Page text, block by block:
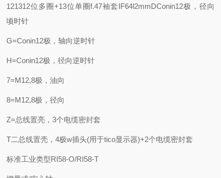
121312位多圈+13位单圈f.47袖套IF64l2mmDConin12极，径向
顷时针
G=Conin12极，轴向逆时针
H=Conin12极，径向逆时针
7=M12,8极，油向
8=M12,8极，径向
Z=总线置亮，3个电缆密封套
T二总线置壳，4极w插头(用于tico显示器)+2个电缆密封套
标准工业类型RI58-O/RI58-T